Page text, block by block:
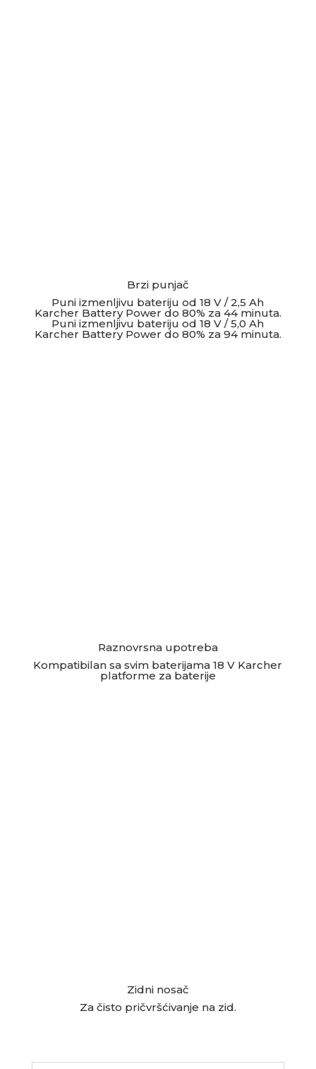
Brzi punjač
Puni izmenljivu bateriju od 18 V / 2,5 Ah
Karcher Battery Power do 80% za 44 minuta.
Puni izmenljivu bateriju od 18 V / 5,0 Ah
Karcher Battery Power do 80% za 94 minuta.
Raznovrsna upotreba
Kompatibilan sa svim baterijama 18 V Karcher
platforme za baterije
Zidni nosač
Za čisto pričvršćivanje na zid.